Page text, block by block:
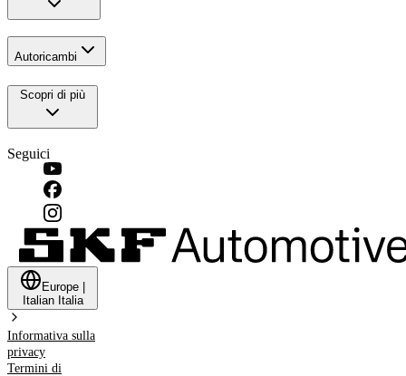
Autoricambi
Scopri di più
Seguici
Europe
Italian Italia
Informativa sulla
privacy
Termini di